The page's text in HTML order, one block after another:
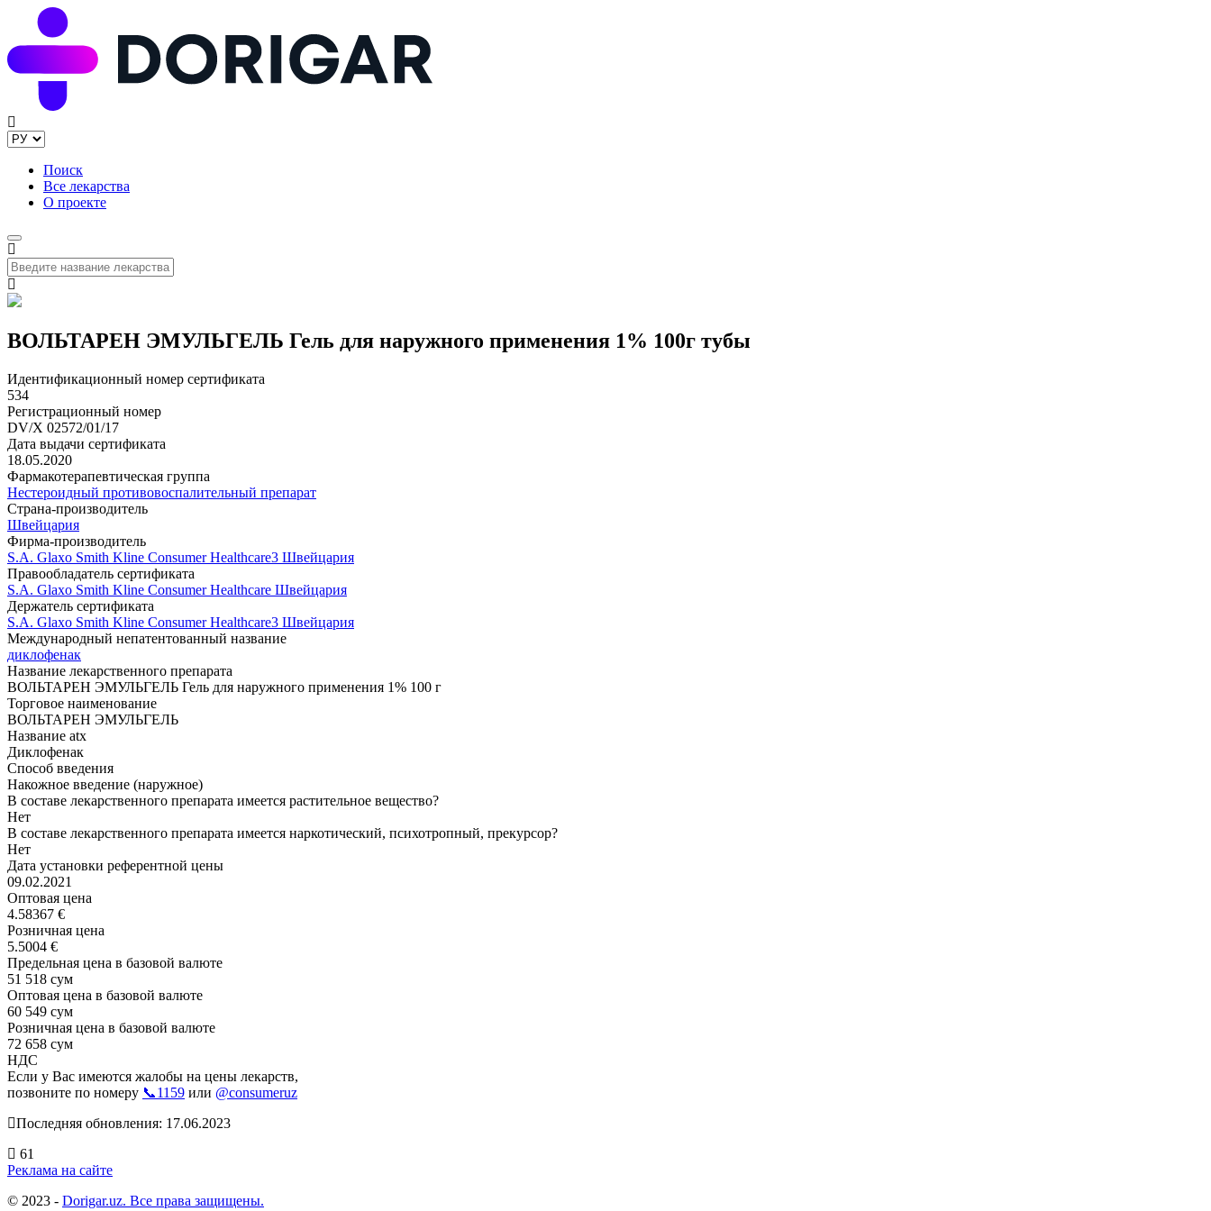
Поиск
Все лекарства
О проекте
ВОЛЬТАРЕН ЭМУЛЬГЕЛЬ Гель для наружного применения 1% 100г тубы
Идентификационный номер сертификата
534
Регистрационный номер
DV/X 02572/01/17
Дата выдачи сертификата
18.05.2020
Фармакотерапевтическая группа
Нестероидный противовоспалительный препарат
Страна-производитель
Швейцария
Фирма-производитель
S.A. Glaxo Smith Kline Consumer Healthcare3 Швейцария
Правообладатель сертификата
S.A. Glaxo Smith Kline Consumer Healthcare Швейцария
Держатель сертификата
S.A. Glaxo Smith Kline Consumer Healthcare3 Швейцария
Международный непатентованный название
диклофенак
Название лекарственного препарата
ВОЛЬТАРЕН ЭМУЛЬГЕЛЬ Гель для наружного применения 1% 100 г
Торговое наименование
ВОЛЬТАРЕН ЭМУЛЬГЕЛЬ
Название atx
Диклофенак
Способ введения
Накожное введение (наружное)
В составе лекарственного препарата имеется растительное вещество?
Нет
В составе лекарственного препарата имеется наркотический, психотропный, прекурсор?
Нет
Дата установки референтной цены
09.02.2021
Оптовая цена
4.58367 €
Розничная цена
5.5004 €
Предельная цена в базовой валюте
51 518 сум
Оптовая цена в базовой валюте
60 549 сум
Розничная цена в базовой валюте
72 658 сум
НДС
Если у Вас имеются жалобы на цены лекарств,
позвоните по номеру 📞1159 или @consumeruz
Последняя обновления: 17.06.2023
61
Реклама на сайте
© 2023 - Dorigar.uz. Все права защищены.